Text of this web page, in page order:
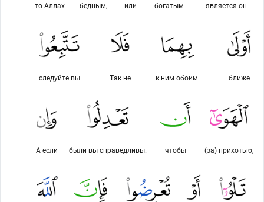
является он
богатым
или
бедным,
то Аллах
ближе
к ним обоим.
Так не
следуйте вы
(за) прихотью,
чтобы
были вы справедливы.
А если